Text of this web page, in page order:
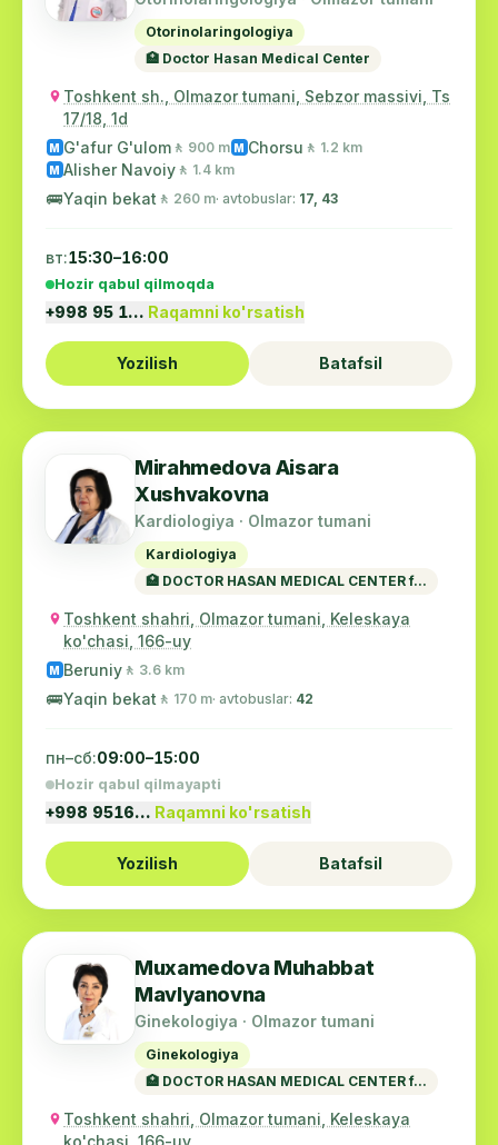
Otorinolaringologiya
🏥 Doctor Hasan Medical Center
Toshkent sh., Olmazor tumani, Sebzor massivi, Ts
17/18, 1d
M G'afur G'ulom 🚶 900 m M Chorsu 🚶 1.2 km
M Alisher Navoiy 🚶 1.4 km
🚌Yaqin bekat 🚶 260 m· avtobuslar: 17, 43
вт:15:30–16:00
Hozir qabul qilmoqda
+998 95 1… Raqamni ko'rsatish
Yozilish Batafsil
Mirahmedova Aisara
Xushvakovna
Kardiologiya · Olmazor tumani
Kardiologiya
🏥 DOCTOR HASAN MEDICAL CENTER f...
Toshkent shahri, Olmazor tumani, Keleskaya
ko'chasi, 166-uy
M Beruniy 🚶 3.6 km
🚌Yaqin bekat 🚶 170 m· avtobuslar: 42
пн–сб:09:00–15:00
Hozir qabul qilmayapti
+998 9516… Raqamni ko'rsatish
Yozilish Batafsil
Muxamedova Muhabbat
Mavlyanovna
Ginekologiya · Olmazor tumani
Ginekologiya
🏥 DOCTOR HASAN MEDICAL CENTER f...
Toshkent shahri, Olmazor tumani, Keleskaya
ko'chasi, 166-uy